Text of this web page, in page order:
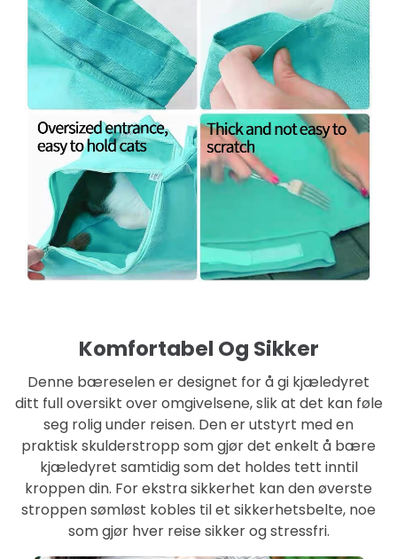
Komfortabel Og Sikker
Denne bæreselen er designet for å gi kjæledyret
ditt full oversikt over omgivelsene, slik at det kan føle
seg rolig under reisen. Den er utstyrt med en
praktisk skulderstropp som gjør det enkelt å bære
kjæledyret samtidig som det holdes tett inntil
kroppen din. For ekstra sikkerhet kan den øverste
stroppen sømløst kobles til et sikkerhetsbelte, noe
som gjør hver reise sikker og stressfri.